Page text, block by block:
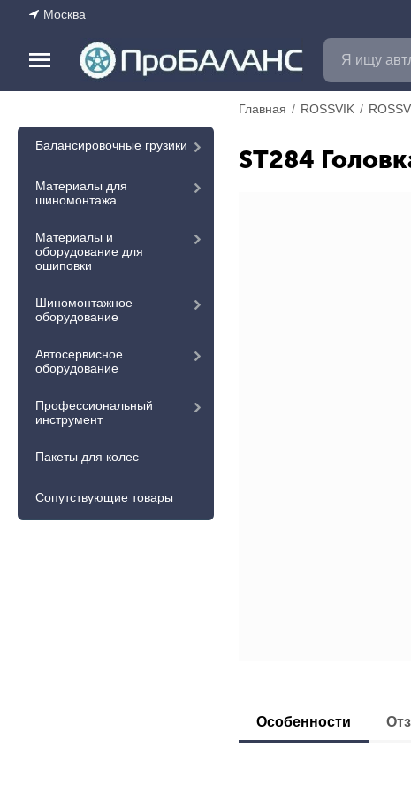
Москва
Балансировочные грузики
Материалы для
шиномонтажа
Материалы и
оборудование для
ошиповки
Шиномонтажное
оборудование
Автосервисное
оборудование
Профессиональный
инструмент
Пакеты для колес
Сопутствующие товары
Главная / ROSSVIK /
ST284
Особенности